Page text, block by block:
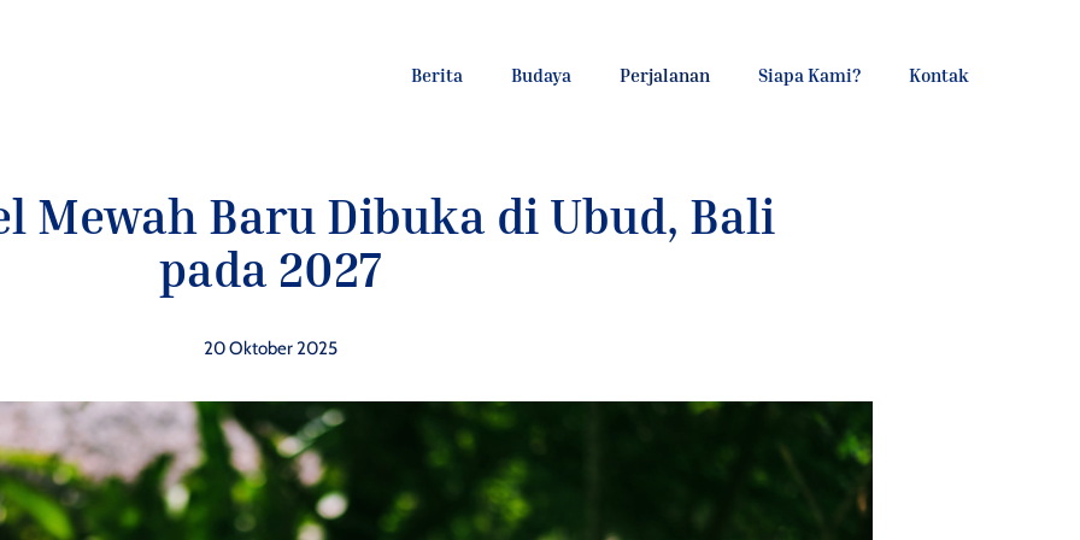
Berita Budaya Perjalanan Siapa Kami? Kontak
Mewah Baru Dibuka di Ubud, Bali
pada 2027
20 Oktober 2025